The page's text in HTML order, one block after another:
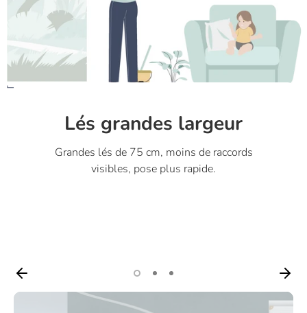
Lés grandes largeur
Grandes lés de 75 cm, moins de raccords
visibles, pose plus rapide.